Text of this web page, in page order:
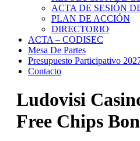
ACTA DE SESIÓN
PLAN DE ACCIÓN
DIRECTORIO
ACTA – CODISEC
Mesa De Partes
Presupuesto Participativo
Contacto
Ludovisi
Free Chips